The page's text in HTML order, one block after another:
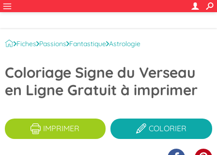
Fiches Passions Fantastique Astrologie
Coloriage Signe du Verseau
en Ligne Gratuit à imprimer
IMPRIMER COLORIER